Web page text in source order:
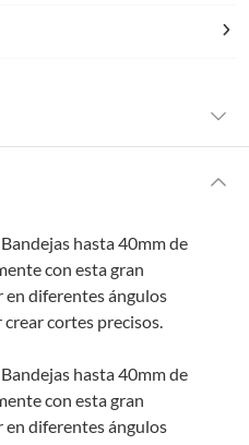
categorías que no tienen este
no puedan ser devueltos,
rapidez.
que recibes el producto
etiquetas y sin uso, tal como te lo
hasta 40mm de
con esta gran
en diferentes ángulos
crear cortes precisos.
hasta 40mm de
con esta gran
en diferentes ángulos